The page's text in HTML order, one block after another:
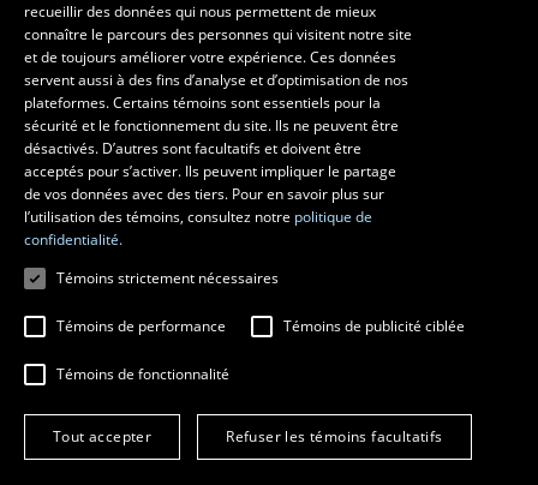
Faculté d’aménagement, d’architecture, d’art et de design
École d’art
École supérieure d’aménagement du territoire et de développement
régional
École d’architecture
École de design
© 2026 Université Laval
Tous droits réservés
Conditions générales d'utilisation
Fraude en ligne
recueillir des données qui nous permettent de mieux
connaître le parcours des personnes qui visitent notre site
et de toujours améliorer votre expérience. Ces données
servent aussi à des fins d’analyse et d’optimisation de nos
plateformes. Certains témoins sont essentiels pour la
sécurité et le fonctionnement du site. Ils ne peuvent être
désactivés. D’autres sont facultatifs et doivent être
acceptés pour s’activer. Ils peuvent impliquer le partage
de vos données avec des tiers. Pour en savoir plus sur
l’utilisation des témoins, consultez notre politique de
confidentialité.
Témoins strictement nécessaires
Témoins de performance Témoins de publicité ciblée
Témoins de fonctionnalité
Tout accepter Refuser les témoins facultatifs